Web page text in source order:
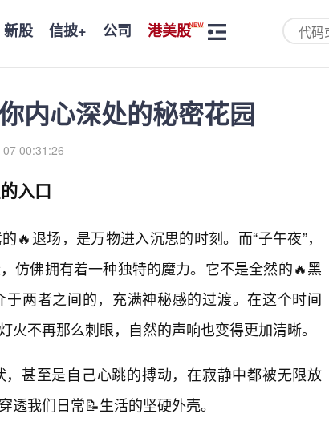
新股 信披+ 公司 港美股
内心深处的秘密花园
00:31:26
入口
🔥退场，是万物进入沉思的时刻。而“子午夜”，
仿佛拥有着一种独特的魔力。它不是全然的🔥黑
两者之间的，充满神秘感的过渡。在这个时间
火不再那么刺眼，自然的声响也变得更加清晰。
甚至是自己心跳的搏动，在寂静中都被无限放
透我们日常📝生活的坚硬外壳。